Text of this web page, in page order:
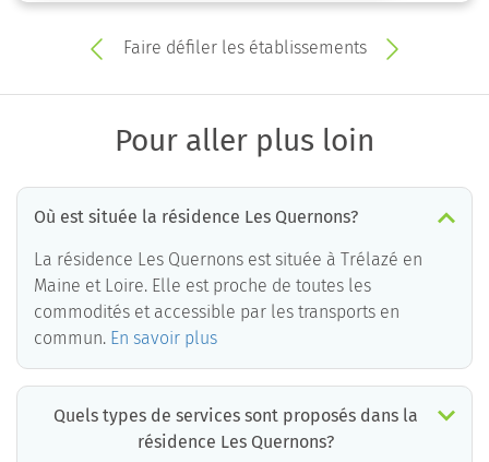
Faire défiler les établissements
Pour aller plus loin
Où est située la résidence Les Quernons?
La résidence Les Quernons est située à Trélazé en
Maine et Loire. Elle est proche de toutes les
commodités et accessible par les transports en
commun. En savoir plus
Quels types de services sont proposés dans la
résidence Les Quernons?